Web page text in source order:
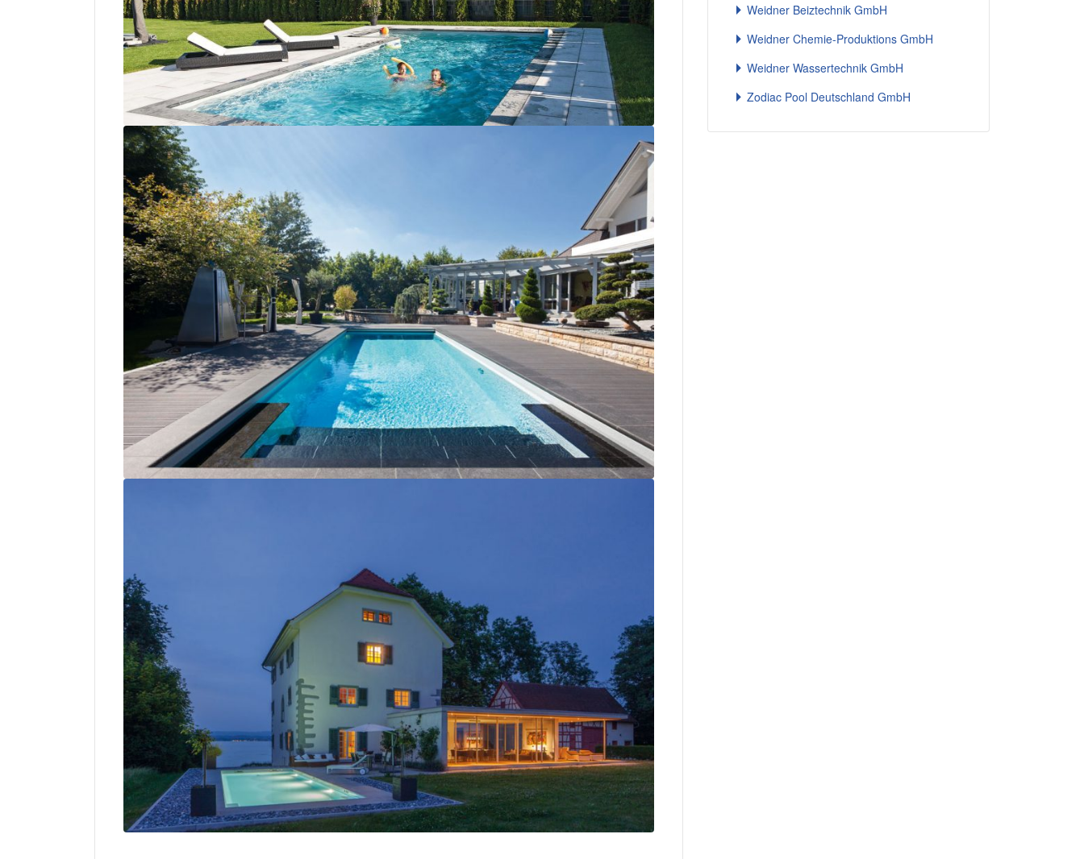
Weidner Beiztechnik GmbH
Weidner Chemie-Produktions GmbH
Weidner Wassertechnik GmbH
Zodiac Pool Deutschland GmbH